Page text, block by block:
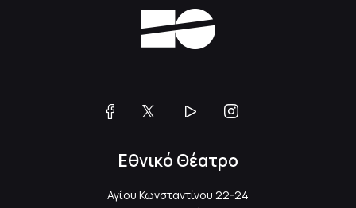
Εθνικό Θέατρο
Αγίου Κωνσταντίνου 22-24